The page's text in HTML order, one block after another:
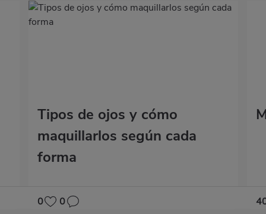
Tipos de ojos y cómo
maquillarlos según cada
forma
0 0